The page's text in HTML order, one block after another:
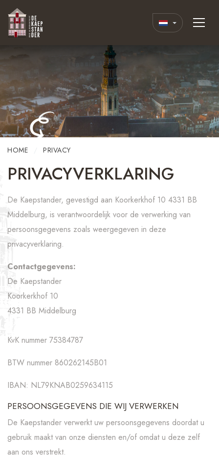
HOME PRIVACY
PRIVACYVERKLARING
De Kaepstander, gevestigd aan Koorkerkhof 10 4331 BB
Middelburg, is verantwoordelijk voor de verwerking van
persoonsgegevens zoals weergegeven in deze
privacyverklaring.
Contactgegevens:
De Kaepstander
Koorkerkhof 10
4331 BB Middelburg
KvK nummer 75384787
BTW nummer 860262145B01
IBAN: NL79KNAB0259634115
PERSOONSGEGEVENS DIE WIJ VERWERKEN
De Kaepstander verwerkt uw persoonsgegevens doordat u
gebruik maakt van onze diensten en/of omdat u deze zelf
aan ons verstrekt.